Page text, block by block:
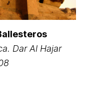
Dar Al Hajar